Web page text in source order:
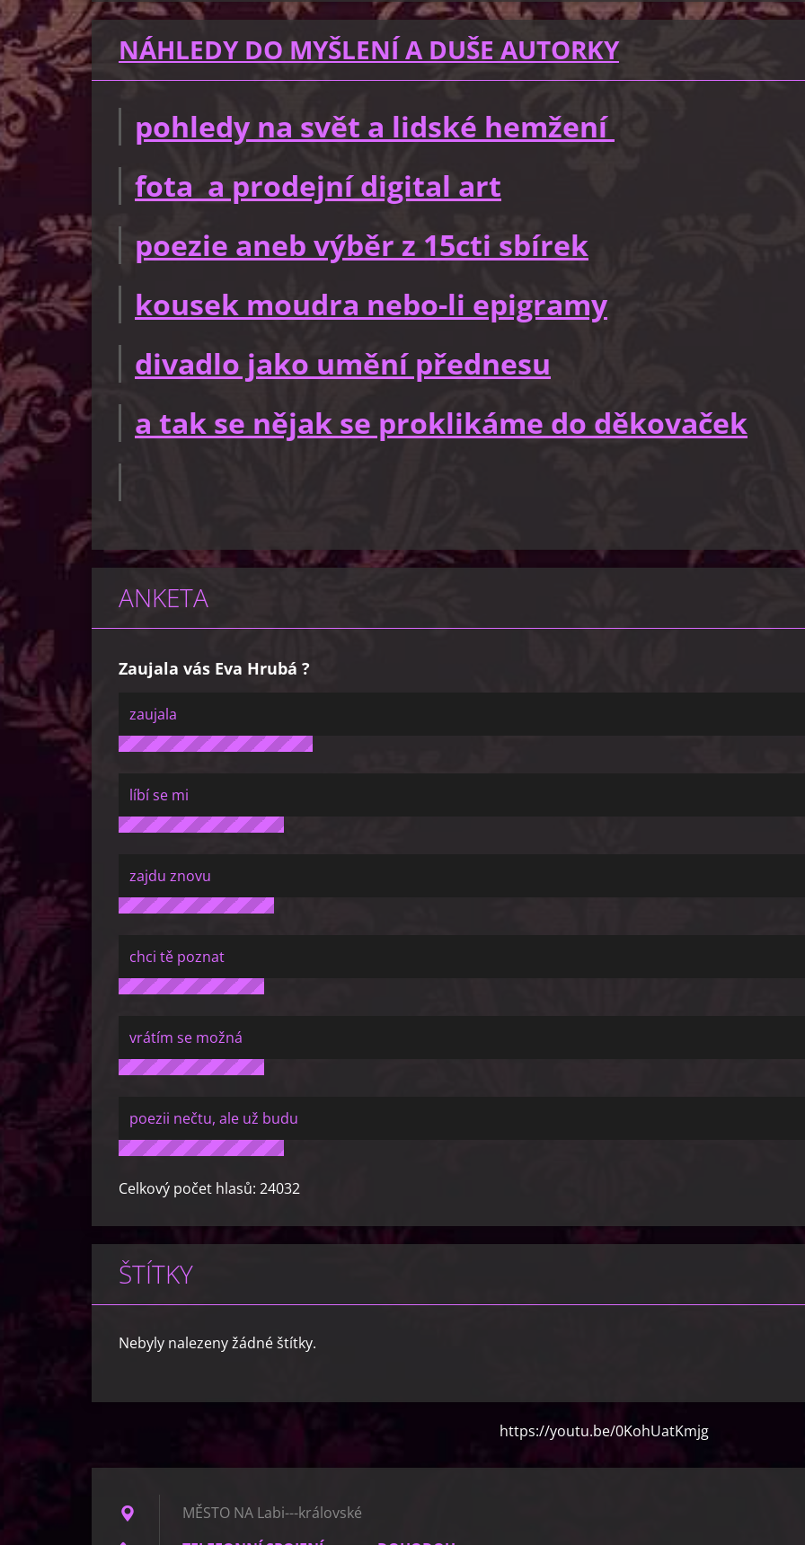
NÁHLEDY DO MYŠLENÍ A DUŠE AUTORKY
pohledy na svět a lidské hemžení
fota a prodejní digital art
poezie aneb výběr z 15cti sbírek
kousek moudra nebo-li epigramy
divadlo jako umění přednesu
a tak se nějak se proklikáme do děkovaček
ANKETA
Zaujala vás Eva Hrubá ?
zaujala
líbí se mi
zajdu znovu
chci tě poznat
vrátím se možná
poezii nečtu, ale už budu
Celkový počet hlasů: 24032
ŠTÍTKY
Nebyly nalezeny žádné štítky.
https://youtu.be/0KohUatKmjg
MĚSTO NA Labi---královské